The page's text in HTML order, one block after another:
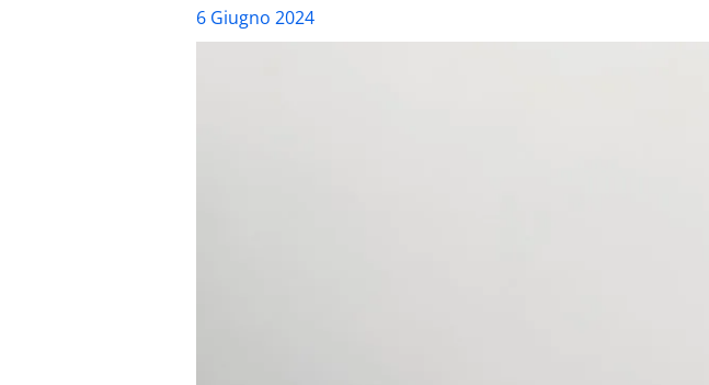
6 Giugno 2024